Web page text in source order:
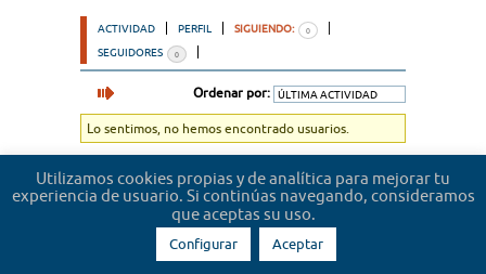
ACTIVIDAD PERFIL SIGUIENDO: 0
SEGUIDORES 0
Ordenar por:
Lo sentimos, no hemos encontrado usuarios.
Utilizamos cookies propias y de analítica para mejorar tu
experiencia de usuario. Si continúas navegando, consideramos
que aceptas su uso.
Configurar Aceptar